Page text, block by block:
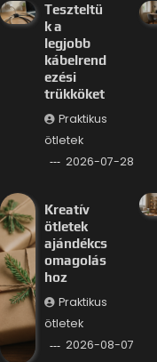
Teszteltü
k a
legjobb
kábelrend
ezési
trükköket
Praktikus
ötletek
2026-07-28
Kreatív
ötletek
ajándékcs
omagolás
hoz
Praktikus
ötletek
2026-08-07